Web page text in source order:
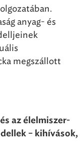
anyag- és
megszállott
az élelmiszer-
– kihívások,